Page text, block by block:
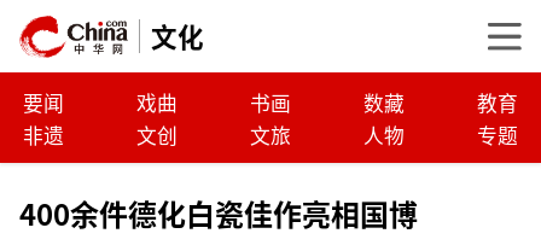
文化
要闻 戏曲 书画 数藏
教育
非遗
文创 文旅 人物 专题
400余件德化白瓷佳作亮相国博